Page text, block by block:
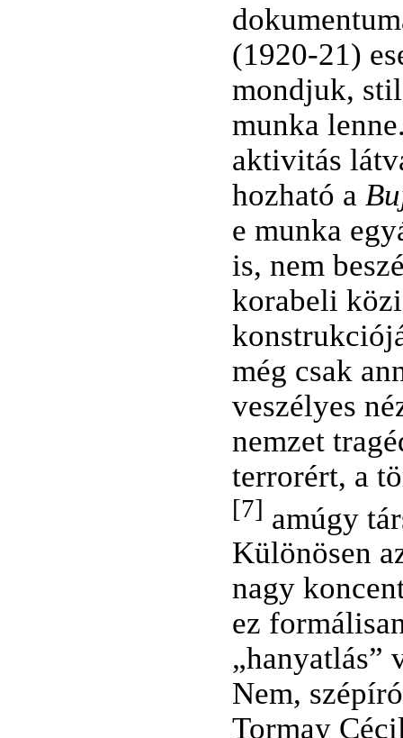
(1920-21)
mondjuk,
munka
aktivitás
hozható a
e munka
is, nem
korabeli
még csak
veszélyes
nemzet
terrorért, a
[7] amúgy
Különösen
nagy
ez
„hanyatlás”
Nem,
Tormay